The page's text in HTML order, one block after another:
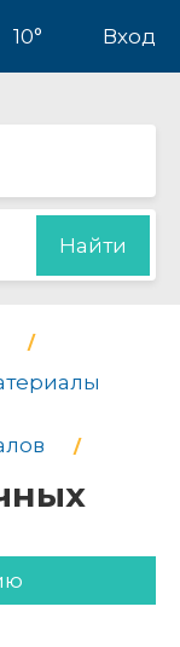
10° Вход
Найти